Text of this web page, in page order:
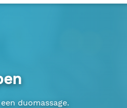
duomassage.